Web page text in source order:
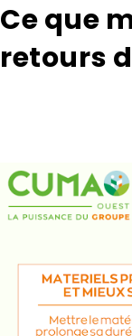
Ce que
retours